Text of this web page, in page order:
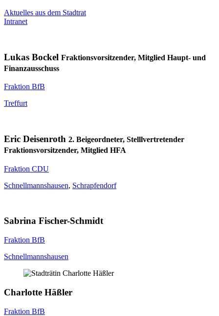
Aktuelles aus dem Stadtrat
Intranet
Lukas Bockel Fraktionsvorsitzender, Mitglied Haupt- und
Finanzausschuss
Fraktion BfB
Treffurt
Eric Deisenroth 2. Beigeordneter, Stelllvertretender
Fraktionsvorsitzender, Mitglied HFA
Fraktion CDU
Schnellmannshausen, Schrapfendorf
Sabrina Fischer-Schmidt
Fraktion BfB
Schnellmannshausen
Charlotte Häßler
Fraktion BfB